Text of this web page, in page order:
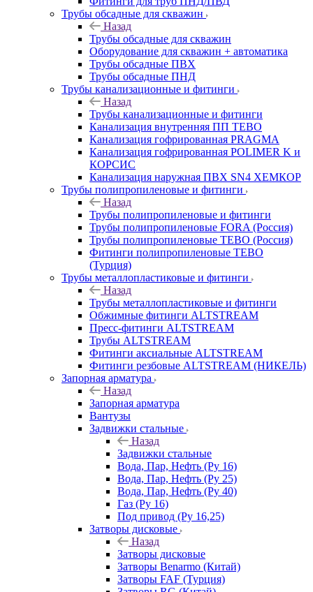
Трубы обсадные для скважин
Назад
Трубы обсадные для скважин
Оборудование для скважин + автоматика
Трубы обсадные ПВХ
Трубы обсадные ПНД
Трубы канализационные и фитинги
Назад
Трубы канализационные и фитинги
Канализация внутренняя ПП TEBO
Канализация гофрированная PRAGMA
Канализация гофрированная POLIMER K и
КОРСИС
Канализация наружная ПВХ SN4 ХЕМКОР
Трубы полипропиленовые и фитинги
Назад
Трубы полипропиленовые и фитинги
Трубы полипропиленовые FORA (Россия)
Трубы полипропиленовые TEBO (Россия)
Фитинги полипропиленовые TEBO
(Турция)
Трубы металлопластиковые и фитинги
Назад
Трубы металлопластиковые и фитинги
Обжимные фитинги ALTSTREAM
Пресс-фитинги ALTSTREAM
Трубы ALTSTREAM
Фитинги аксиальные ALTSTREAM
Фитинги резбовые ALTSTREAM (НИКЕЛЬ)
Запорная арматура
Назад
Запорная арматура
Вантузы
Задвижки стальные
Назад
Задвижки стальные
Вода, Пар, Нефть (Ру 16)
Вода, Пар, Нефть (Ру 25)
Вода, Пар, Нефть (Ру 40)
Газ (Ру 16)
Под привод (Ру 16,25)
Затворы дисковые
Назад
Затворы дисковые
Затворы Benarmo (Китай)
Затворы FAF (Турция)